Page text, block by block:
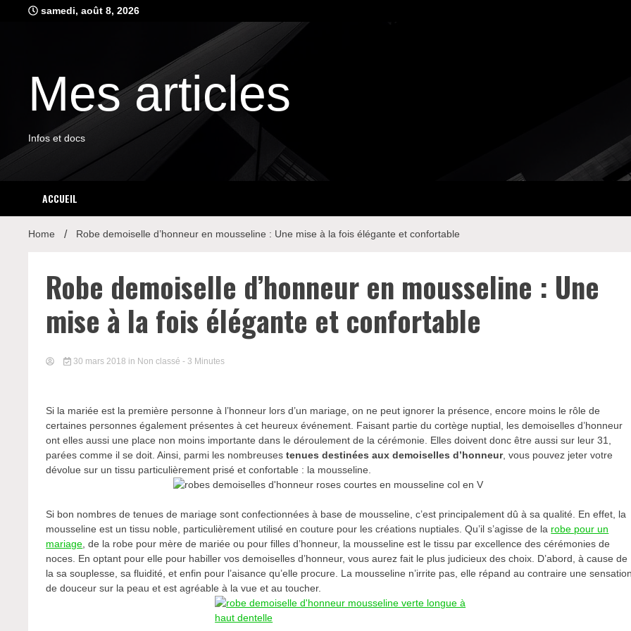
samedi, août 8, 2026
Mes articles
Infos et docs
ACCUEIL
Home Robe demoiselle d’honneur en mousseline : Une mise à la fois élégante et confortable
Robe demoiselle d’honneur en mousseline : Une
mise à la fois élégante et confortable
30 mars 2018 in Non classé - 3 Minutes
Si la mariée est la première personne à l’honneur lors d’un mariage, on ne peut ignorer la présence, encore moins le rôle de
certaines personnes également présentes à cet heureux événement. Faisant partie du cortège nuptial, les demoiselles d’honneur
ont elles aussi une place non moins importante dans le déroulement de la cérémonie. Elles doivent donc être aussi sur leur 31,
parées comme il se doit. Ainsi, parmi les nombreusestenues destinées aux demoiselles d’honneur, vous pouvez jeter votre
dévolue sur un tissu particulièrement prisé et confortable : la mousseline.
Si bon nombres de tenues de mariage sont confectionnées à base de mousseline, c’est principalement dû à sa qualité. En effet, la
mousseline est un tissu noble, particulièrement utilisé en couture pour les créations nuptiales. Qu’il s’agisse de la robe pour un
mariage , de la robe pour mère de mariée ou pour filles d’honneur, la mousseline est le tissu par excellence des cérémonies de
noces. En optant pour elle pour habiller vos demoiselles d’honneur, vous aurez fait le plus judicieux des choix. D’abord, à cause de
la sa souplesse, sa fluidité, et enfin pour l’aisance qu’elle procure. La mousseline n’irrite pas, elle répand au contraire une
de douceur sur la peau et est agréable à la vue et au toucher.